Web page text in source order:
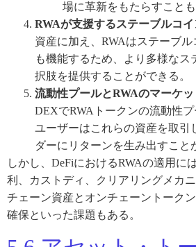
場に革新をもたらすことも
RWAが支援するステーブルコイ
資産に加え、RWAはステーブ
も機能するため、より多様なス
択肢を提供することができる。
流動性プールとRWAのマーケッ
DEXでRWAトークンの流動性プ
ユーザーはこれらの資産を取引
ダーにリターンを生み出すこと
しかし、DeFiにおけるRWAの適用に
利、カストディ、クリアリングメカ
チェーン資産とオンチェーントーク
確保といった課題もある。